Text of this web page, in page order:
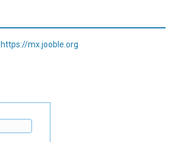
https://mx.jooble.org